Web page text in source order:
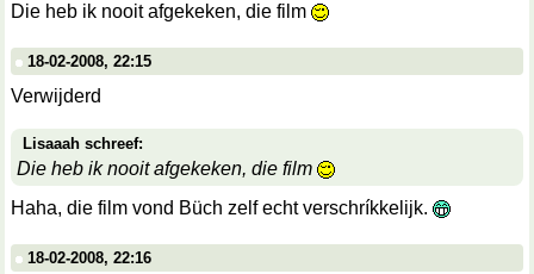
Die heb ik nooit afgekeken, die film
18-02-2008, 22:15
Verwijderd
Lisaaah schreef:
Die heb ik nooit afgekeken, die film
Haha, die film vond Büch zelf echt verschríkkelijk.
18-02-2008, 22:16